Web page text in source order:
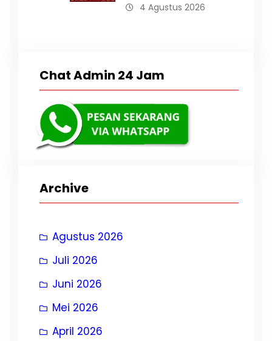
4 Agustus 2026
Chat Admin 24 Jam
Archive
Agustus 2026
Juli 2026
Juni 2026
Mei 2026
April 2026